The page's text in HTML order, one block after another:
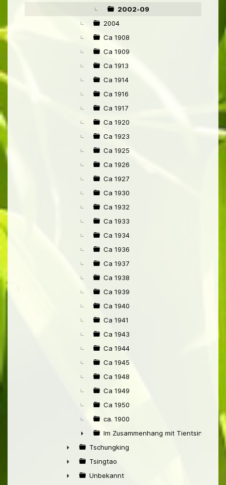
2002-09
2004
Ca 1908
Ca 1909
Ca 1913
Ca 1914
Ca 1916
Ca 1917
Ca 1920
Ca 1923
Ca 1925
Ca 1926
Ca 1927
Ca 1930
Ca 1932
Ca 1933
Ca 1934
Ca 1936
Ca 1937
Ca 1938
Ca 1939
Ca 1940
Ca 1941
Ca 1943
Ca 1944
Ca 1945
Ca 1948
Ca 1949
Ca 1950
ca. 1900
►
Im Zusammenhang mit Tientsin
►
Tschungking
►
Tsingtao
Unbekannt